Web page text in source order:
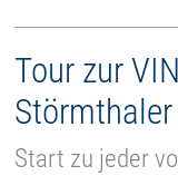
Tour zur
Störmthaler
Start zu jeder